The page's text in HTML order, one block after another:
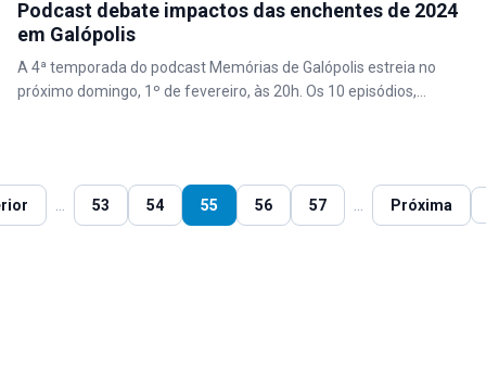
Podcast debate impactos das enchentes de 2024
em Galópolis
A 4ª temporada do podcast Memórias de Galópolis estreia no
próximo domingo, 1º de fevereiro, às 20h. Os 10 episódios,...
... 53 54 55 56 57 ... Próxima